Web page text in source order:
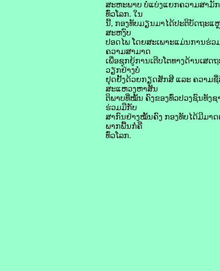
ສະຫະພາບ ບໍ່ແບ່ງແຍກຄວາມສາມັ
ທົ່ວໂລກ. ໃນ
ນີ້, ກອງທັບມຽນມາໄດ້ປະຕິບັດຖະແ
ສະຫງົບ
ປອດໄພ ໂດຍສະເພາະແມ່ນການຮ່
ຄວາມສາມາດ
ເພື່ອຊຸກຍູ້ການເຕີບໂຕທາງດ້ານເສ
ວຽກຢ່າງບໍ່
ຢຸດຢັ້ງດ້ວຍກຽດສັກສີ ແລະ ຄວາມ
ສະແຫວງຫາສັນ
ຕິພາບທີ່ໝັ້ນ ຄົງຂອງທົ່ວປວງຊົນທັງ
ຮ່ວມມືກັບ
ສາກົນຢ່າງໝັ້ນຄົງ ກອງທັບໄດ້ມີມາ
ພາກພື້ນກໍ່ຄື
ທົ່ວໂລກ.